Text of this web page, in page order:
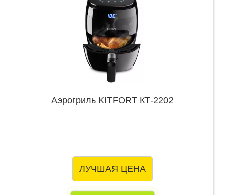
Аэрогриль KITFORT КТ-2202
ЛУЧШАЯ ЦЕНА